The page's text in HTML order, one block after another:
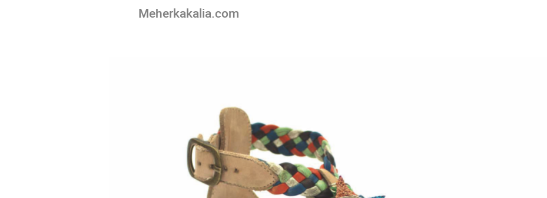
Meherkakalia.com